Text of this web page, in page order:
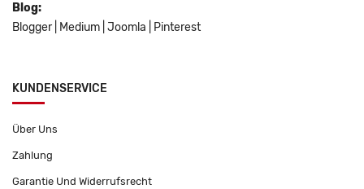
Blog:
Blogger
Medium Joomla Pinterest
KUNDENSERVICE
Über Uns
Zahlung
Garantie Und Widerrufsrecht